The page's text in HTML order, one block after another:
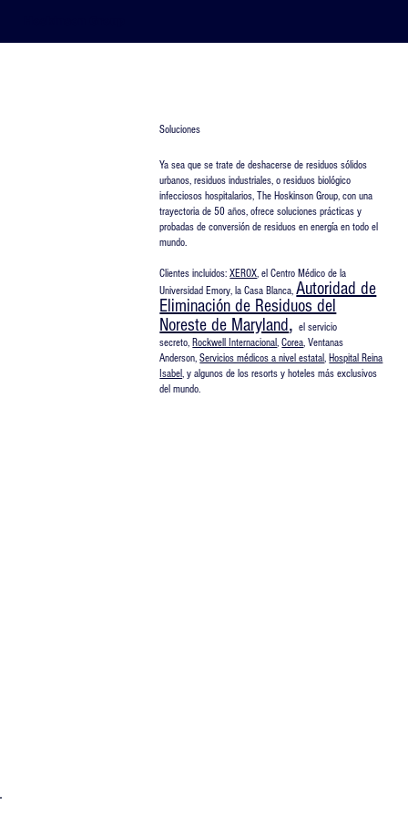
Soluciones
Ya sea que se trate de deshacerse de residuos sólidos
urbanos, residuos industriales, o residuos biológico
infecciosos hospitalarios, The Hoskinson Group, con una
trayectoria de 50 años, ofrece soluciones prácticas y
probadas de conversión de residuos en energía en todo el
mundo.
​Clientes incluidos:XEROX , el Centro Médico de la
Universidad Emory, la Casa Blanca,Autoridad de
Eliminación de Residuos del
Noreste de Maryland,el servicio
secreto,Rockwell Internacional ,Corea , Ventanas
Anderson,Servicios médicos a nivel estatal ,Hospital Reina
Isabel, y algunos de los resorts y hoteles más exclusivos
del mundo.